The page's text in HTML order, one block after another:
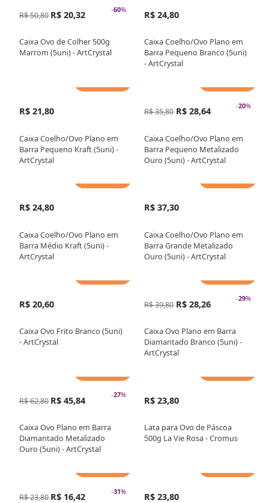
-60%
R$ 50,80 R$ 20,32
Caixa Ovo de Colher 500g
Marrom (5uni) - ArtCrystal
R$ 24,80
Caixa Coelho/Ovo Plano em
Barra Pequeno Branco (5uni)
- ArtCrystal
R$ 21,80
Caixa Coelho/Ovo Plano em
Barra Pequeno Kraft (5uni) -
ArtCrystal
-20%
R$ 35,80 R$ 28,64
Caixa Coelho/Ovo Plano em
Barra Pequeno Metalizado
Ouro (5uni) - ArtCrystal
R$ 24,80
Caixa Coelho/Ovo Plano em
Barra Médio Kraft (5uni) -
ArtCrystal
R$ 37,30
Caixa Coelho/Ovo Plano em
Barra Grande Metalizado
Ouro (5uni) - ArtCrystal
R$ 20,60
Caixa Ovo Frito Branco (5uni)
- ArtCrystal
-29%
R$ 39,80 R$ 28,26
Caixa Ovo Plano em Barra
Diamantado Branco (5uni) -
ArtCrystal
-27%
R$ 62,80 R$ 45,84
Caixa Ovo Plano em Barra
Diamantado Metalizado
Ouro (5uni) - ArtCrystal
R$ 23,80
Lata para Ovo de Páscoa
500g La Vie Rosa - Cromus
-31%
R$ 23,80 R$ 16,42 R$ 23,80